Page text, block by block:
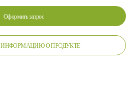
Оформить запрос
ИНФОРМАЦИЮ О ПРОДУКТЕ